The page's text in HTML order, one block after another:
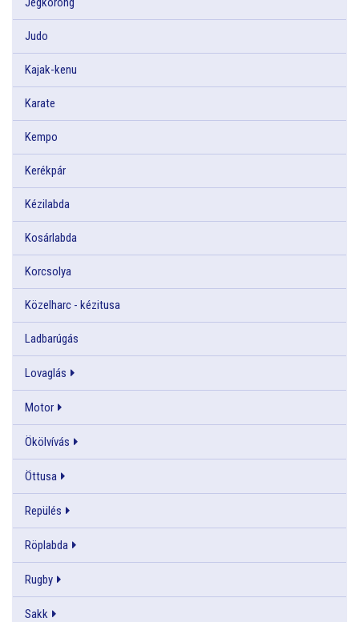
Judo
Kajak-kenu
Karate
Kempo
Kerékpár
Kézilabda
Kosárlabda
Korcsolya
Közelharc - kézitusa
Ladbarúgás
Lovaglás
Motor
Ökölvívás
Öttusa
Repülés
Röplabda
Rugby
Sakk